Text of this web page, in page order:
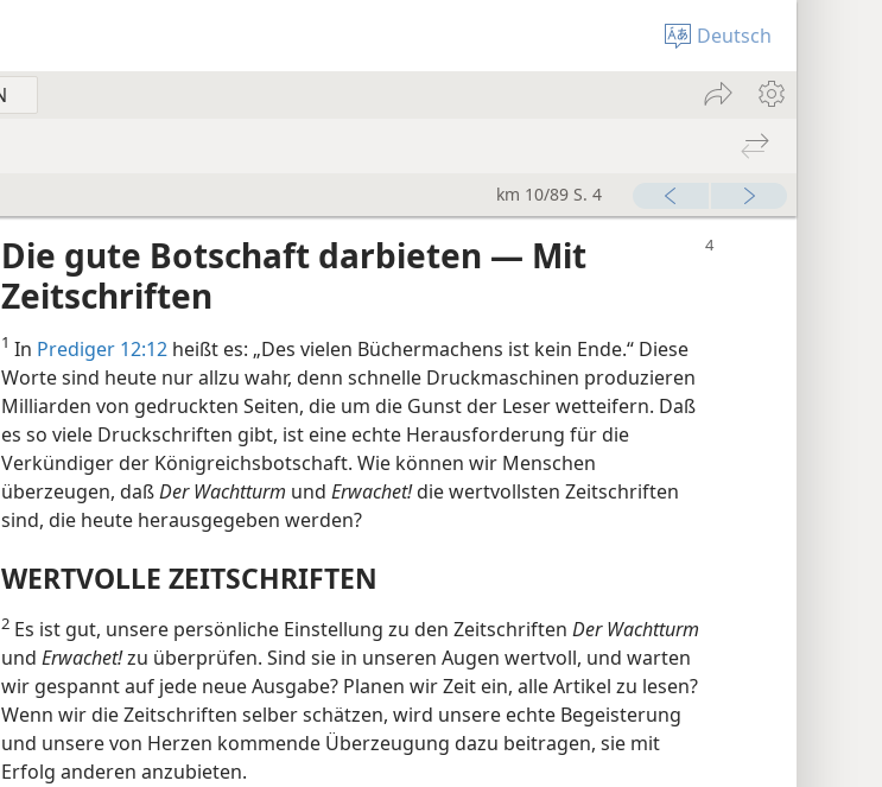
Deutsch
km 10/89 S. 4
Die gute Botschaft darbieten — Mit
Zeitschriften
1 In Prediger 12:12 heißt es: „Des vielen Büchermachens ist kein Ende.“ Diese
Worte sind heute nur allzu wahr, denn schnelle Druckmaschinen produzieren
Milliarden von gedruckten Seiten, die um die Gunst der Leser wetteifern. Daß
es so viele Druckschriften gibt, ist eine echte Herausforderung für die
Verkündiger der Königreichsbotschaft. Wie können wir Menschen
überzeugen, daßDer Wachtturm und Erwachet!die wertvollsten Zeitschriften
sind, die heute herausgegeben werden?
WERTVOLLE ZEITSCHRIFTEN
2 Es ist gut, unsere persönliche Einstellung zu den Zeitschriften Der Wachtturm
und Erwachet!zu überprüfen. Sind sie in unseren Augen wertvoll, und warten
wir gespannt auf jede neue Ausgabe? Planen wir Zeit ein, alle Artikel zu lesen?
Wenn wir die Zeitschriften selber schätzen, wird unsere echte Begeisterung
und unsere von Herzen kommende Überzeugung dazu beitragen, sie mit
Erfolg anderen anzubieten.